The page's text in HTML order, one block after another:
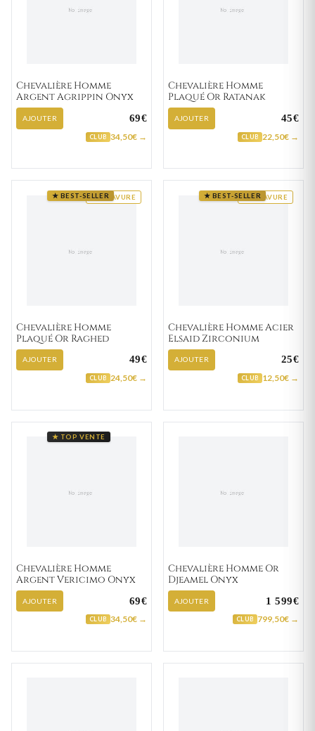
Chevalière Homme
Argent Agrippin Onyx
AJOUTER 69€
CLUB 34,50€ →
Chevalière Homme
Plaqué Or Ratanak
AJOUTER 45€
CLUB 22,50€ →
GRAVURE
★ BEST-SELLER
Chevalière Homme
Plaqué Or Raghed
AJOUTER 49€
CLUB 24,50€ →
GRAVURE
★ BEST-SELLER
Chevalière Homme Acier
Elsaid Zirconium
AJOUTER 25€
CLUB 12,50€ →
★ TOP VENTE
Chevalière Homme
Argent Vericimo Onyx
AJOUTER 69€
CLUB 34,50€ →
Chevalière Homme Or
Djeamel Onyx
AJOUTER 1 599€
CLUB 799,50€ →